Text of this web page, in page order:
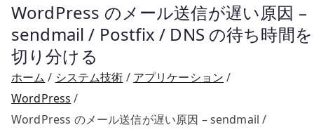
WordPress のメール送信が遅い原因 –
sendmail / Postfix / DNS の待ち時間を
切り分ける
ホーム システム技術
アプリケーション
WordPress
WordPress のメール送信が遅い原因 – sendmail /